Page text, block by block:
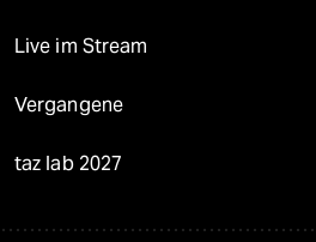
Live im Stream
Vergangene
taz lab 2027